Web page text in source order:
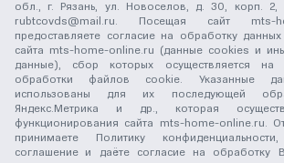
обл., г. Рязань, ул. Новоселов, д. 30, корп.
rubtcovds@mail.ru. Посещая сайт mts-
предоставляете согласие на обработку
сайта mts-home-online.ru (данные cookies и
данные), сбор которых осуществляется на
обработки файлов cookie. Указанные
использованы для их последующей
Яндекс.Метрика и др., которая
функционирования сайта mts-home-online.ru.
принимаете Политику конфиденциальности
соглашение и даёте согласие на обработку